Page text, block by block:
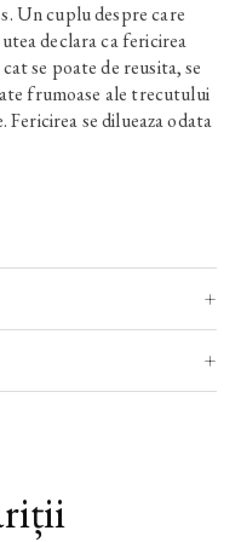
Un cuplu despre care
declara ca fericirea
se poate de reusita, se
frumoase ale trecutului
Fericirea se dilueaza odata
amanta. Iar Claire nu sta
Numai ca